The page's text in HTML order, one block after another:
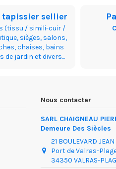
tapissier sellier
(tissu / simili-cuir /
sièges, salons,
chaises, bains
de jardin et divers...
Nous contacter
SARL CHAIGNEAU
Demeure Des Siècles
21 BOULEVARD
Port de Valras-
34350 VALRAS-